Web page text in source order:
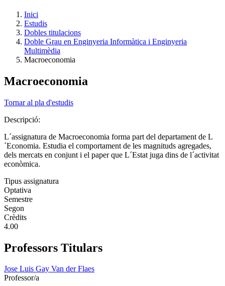
Inici
Estudis
Dobles titulacions
Doble Grau en Enginyeria Informàtica i Enginyeria
Multimèdia
Macroeconomia
Macroeconomia
Tornar al pla d'estudis
Descripció:
L´assignatura de Macroeconomia forma part del departament de L
´Economia. Estudia el comportament de les magnituds agregades,
dels mercats en conjunt i el paper que L´Estat juga dins de l´activitat
econòmica.
Tipus assignatura
Optativa
Semestre
Segon
Crèdits
4.00
Professors Titulars
Jose Luis Gay Van der Flaes
Professor/a